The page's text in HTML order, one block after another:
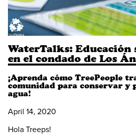
WaterTalks: Educación
en el condado de Los
¡Aprenda cómo TreePeople
comunidad para conservar y
agua!
April 14, 2020
Hola Treeps!